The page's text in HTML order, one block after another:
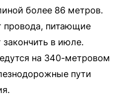
более 86 метров.
провода, питающие
в июле.
на 340-метровом
пути